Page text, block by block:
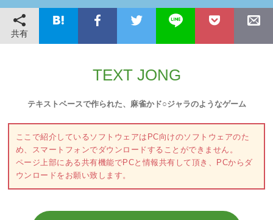
共有
TEXT JONG
テキストベースで作られた、麻雀かド○ジャラのようなゲーム
ここで紹介しているソフトウェアはPC向けのソフトウェアのた
め、スマートフォンでダウンロードすることができません。
ページ上部にある共有機能でPCと情報共有して頂き、PCからダ
ウンロードをお願い致します。